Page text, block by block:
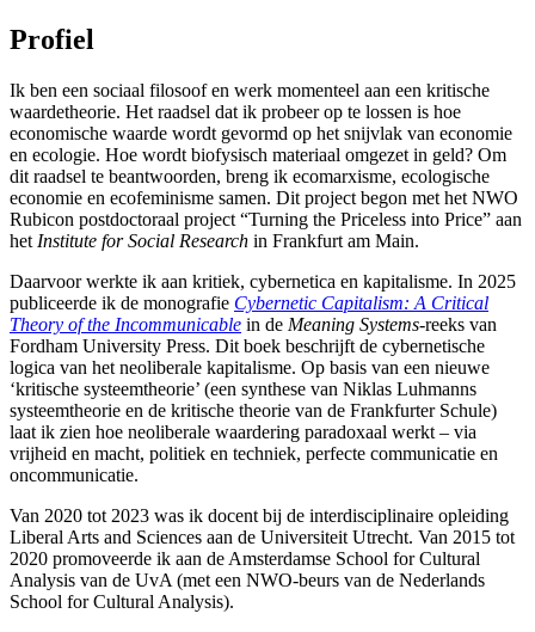
Profiel
Ik ben een sociaal filosoof en werk momenteel aan een kritische
waardetheorie. Het raadsel dat ik probeer op te lossen is hoe
economische waarde wordt gevormd op het snijvlak van economie
en ecologie. Hoe wordt biofysisch materiaal omgezet in geld? Om
dit raadsel te beantwoorden, breng ik ecomarxisme, ecologische
economie en ecofeminisme samen. Dit project begon met het NWO
Rubicon postdoctoraal project “Turning the Priceless into Price” aan
het Institute for Social Research in Frankfurt am Main.
Daarvoor werkte ik aan kritiek, cybernetica en kapitalisme. In 2025
publiceerde ik de monografie Cybernetic Capitalism: A Critical
Theory of the Incommunicable in de Meaning Systems-reeks van
Fordham University Press. Dit boek beschrijft de cybernetische
logica van het neoliberale kapitalisme. Op basis van een nieuwe
‘kritische systeemtheorie’ (een synthese van Niklas Luhmanns
systeemtheorie en de kritische theorie van de Frankfurter Schule)
laat ik zien hoe neoliberale waardering paradoxaal werkt – via
vrijheid en macht, politiek en techniek, perfecte communicatie en
oncommunicatie.
Van 2020 tot 2023 was ik docent bij de interdisciplinaire opleiding
Liberal Arts and Sciences aan de Universiteit Utrecht. Van 2015 tot
2020 promoveerde ik aan de Amsterdamse School for Cultural
Analysis van de UvA (met een NWO-beurs van de Nederlands
School for Cultural Analysis).